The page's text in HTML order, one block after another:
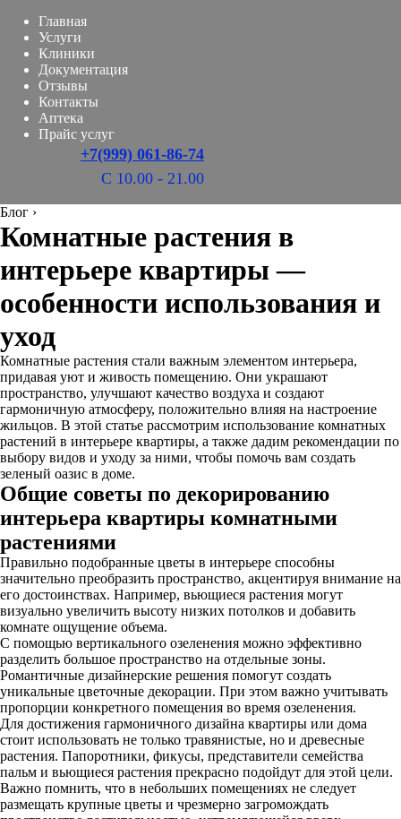
Главная
Услуги
Клиники
Документация
Отзывы
Контакты
Аптека
Прайс услуг
+7(999) 061-86-74
С 10.00 - 21.00
Блог ›
Комнатные растения в
интерьере квартиры —
особенности использования и
уход
Комнатные растения стали важным элементом интерьера,
придавая уют и живость помещению. Они украшают
пространство, улучшают качество воздуха и создают
гармоничную атмосферу, положительно влияя на настроение
жильцов. В этой статье рассмотрим использование комнатных
растений в интерьере квартиры, а также дадим рекомендации по
выбору видов и уходу за ними, чтобы помочь вам создать
зеленый оазис в доме.
Общие советы по декорированию
интерьера квартиры комнатными
растениями
Правильно подобранные цветы в интерьере способны
значительно преобразить пространство, акцентируя внимание на
его достоинствах. Например, вьющиеся растения могут
визуально увеличить высоту низких потолков и добавить
комнате ощущение объема.
С помощью вертикального озеленения можно эффективно
разделить большое пространство на отдельные зоны.
Романтичные дизайнерские решения помогут создать
уникальные цветочные декорации. При этом важно учитывать
пропорции конкретного помещения во время озеленения.
Для достижения гармоничного дизайна квартиры или дома
стоит использовать не только травянистые, но и древесные
растения. Папоротники, фикусы, представители семейства
пальм и вьющиеся растения прекрасно подойдут для этой цели.
Важно помнить, что в небольших помещениях не следует
размещать крупные цветы и чрезмерно загромождать